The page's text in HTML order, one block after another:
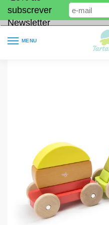
subscrever
Newsletter
MENU